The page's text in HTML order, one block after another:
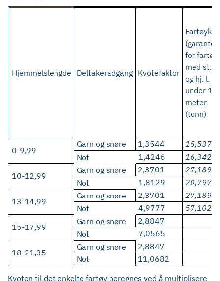
Hjemmelslengde Deltakeradgang Kvotefaktor
for fartøy
med st. l.
og hj. l.
under 15
meter
(tonn)
0-9,99
Garn og snøre 1,3544
15,537
Not
1,4246
16,342
10-12,99
Garn og snøre 2,3701
27,189
Not
1,8129
20,797
13-14,99
Garn og snøre 2,3701
27,189
Not
4,9777
57,102
15-17,99
Garn og snøre
2,8847
Not
7,0565
18-21,35
Garn og snøre
2,8847
Not
11,0682
Kvoten til det enkelte fartøy beregnes ved å multiplisere